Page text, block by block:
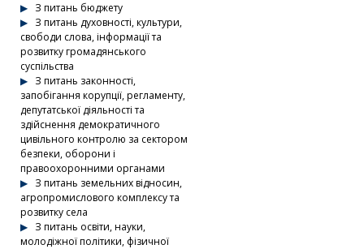
З питань бюджету
З питань духовності, культури,
свободи слова, інформації та
розвитку громадянського
суспільства
З питань законності,
запобігання корупції, регламенту,
депутатської діяльності та
здійснення демократичного
цивільного контролю за сектором
безпеки, оборони і
правоохоронними органами
З питань земельних відносин,
агропромислового комплексу та
розвитку села
З питань освіти, науки,
молодіжної політики, фізичної